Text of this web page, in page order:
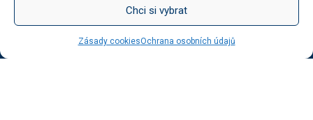
Chci si vybrat
Zásady cookiesOchrana osobních údajů